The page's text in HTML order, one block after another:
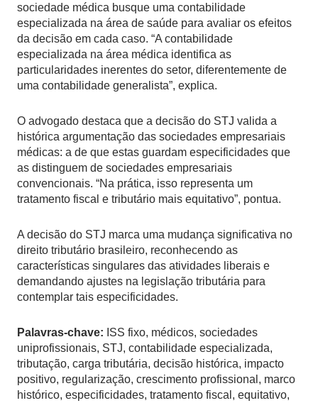
sociedade médica busque uma contabilidade
especializada na área de saúde para avaliar os efeitos
da decisão em cada caso. “A contabilidade
especializada na área médica identifica as
particularidades inerentes do setor, diferentemente de
uma contabilidade generalista”, explica.
O advogado destaca que a decisão do STJ valida a
histórica argumentação das sociedades empresariais
médicas: a de que estas guardam especificidades que
as distinguem de sociedades empresariais
convencionais. “Na prática, isso representa um
tratamento fiscal e tributário mais equitativo”, pontua.
A decisão do STJ marca uma mudança significativa no
direito tributário brasileiro, reconhecendo as
características singulares das atividades liberais e
demandando ajustes na legislação tributária para
contemplar tais especificidades.
Palavras-chave: ISS fixo, médicos, sociedades
uniprofissionais, STJ, contabilidade especializada,
tributação, carga tributária, decisão histórica, impacto
positivo, regularização, crescimento profissional, marco
histórico, especificidades, tratamento fiscal, equitativo,